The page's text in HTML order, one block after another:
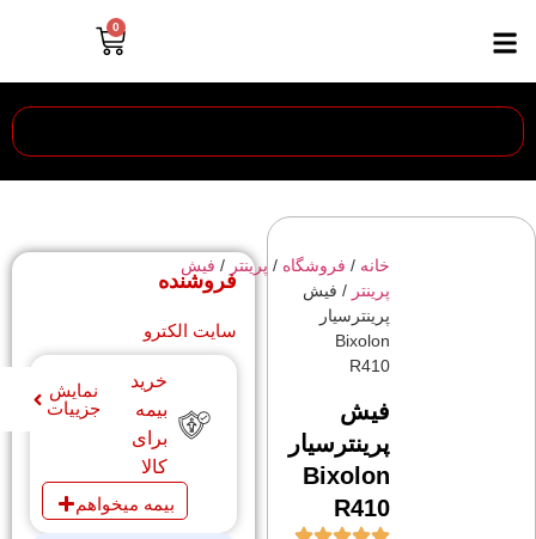
0
فروشنده
سایت الکترو
خرید
بیمه
برای
کالا
نمایش
جزییات
بیمه میخواهم
خانه / فروشگاه / پرینتر / فیش
پرینتر / فیش
پرینترسیار
Bixolon
R410
فیش
پرینترسیار
Bixolon
R410